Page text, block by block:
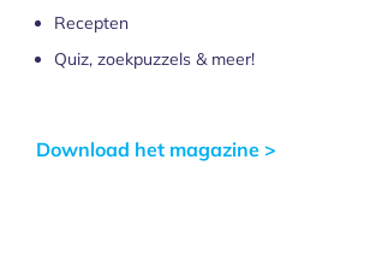
Recepten
Quiz, zoekpuzzels & meer!
Download het magazine >